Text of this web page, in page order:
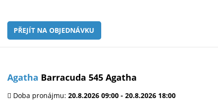
PŘEJÍT NA OBJEDNÁVKU
Agatha Barracuda 545 Agatha
Doba pronájmu: 20.8.2026 09:00 - 20.8.2026 18:00